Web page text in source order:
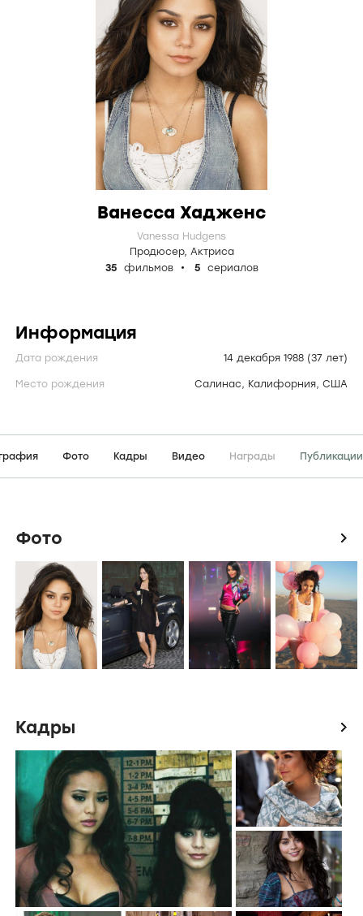
Ванесса Хадженс
Vanessa Hudgens
Продюсер, Актриса
35
фильмов 5 сериалов
Информация
Дата рождения 14 декабря 1988 (37 лет)
Место рождения Салинас, Калифорния, США
Фото Кадры Видео Награды Публикации
Фото icon
Кадры icon